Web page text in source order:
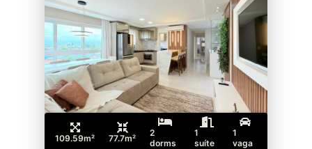
109.59m² 77.7m²
2
dorms
1
suíte
1
vaga